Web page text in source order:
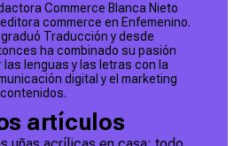
Commerce Blanca Nieto
commerce en Enfemenino.
Traducción y desde
ha combinado su pasión
las lenguas y las letras con la
digital y el marketing
artículos